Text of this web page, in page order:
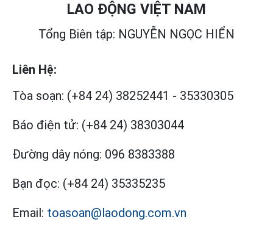
LAO ĐỘNG VIỆT NAM
Tổng Biên tập: NGUYỄN NGỌC HIỂN
Liên Hệ:
Tòa soạn: (+84 24) 38252441 - 35330305
Báo điện tử: (+84 24) 38303044
Đường dây nóng: 096 8383388
Bạn đọc: (+84 24) 35335235
Email: toasoan@laodong.com.vn